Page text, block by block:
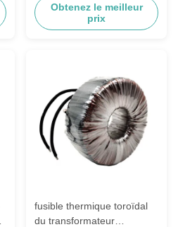
50/60Hz
Obtenez le meilleur
prix
fusible thermique toroïdal
du transformateur